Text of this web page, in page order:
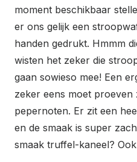
moment beschikbaar
er ons gelijk een
handen gedrukt. Hmmm
wisten het zeker die
gaan sowieso mee! Een
zeker eens moet proeven
pepernoten. Er zit een
en de smaak is super
smaak truffel-kaneel?